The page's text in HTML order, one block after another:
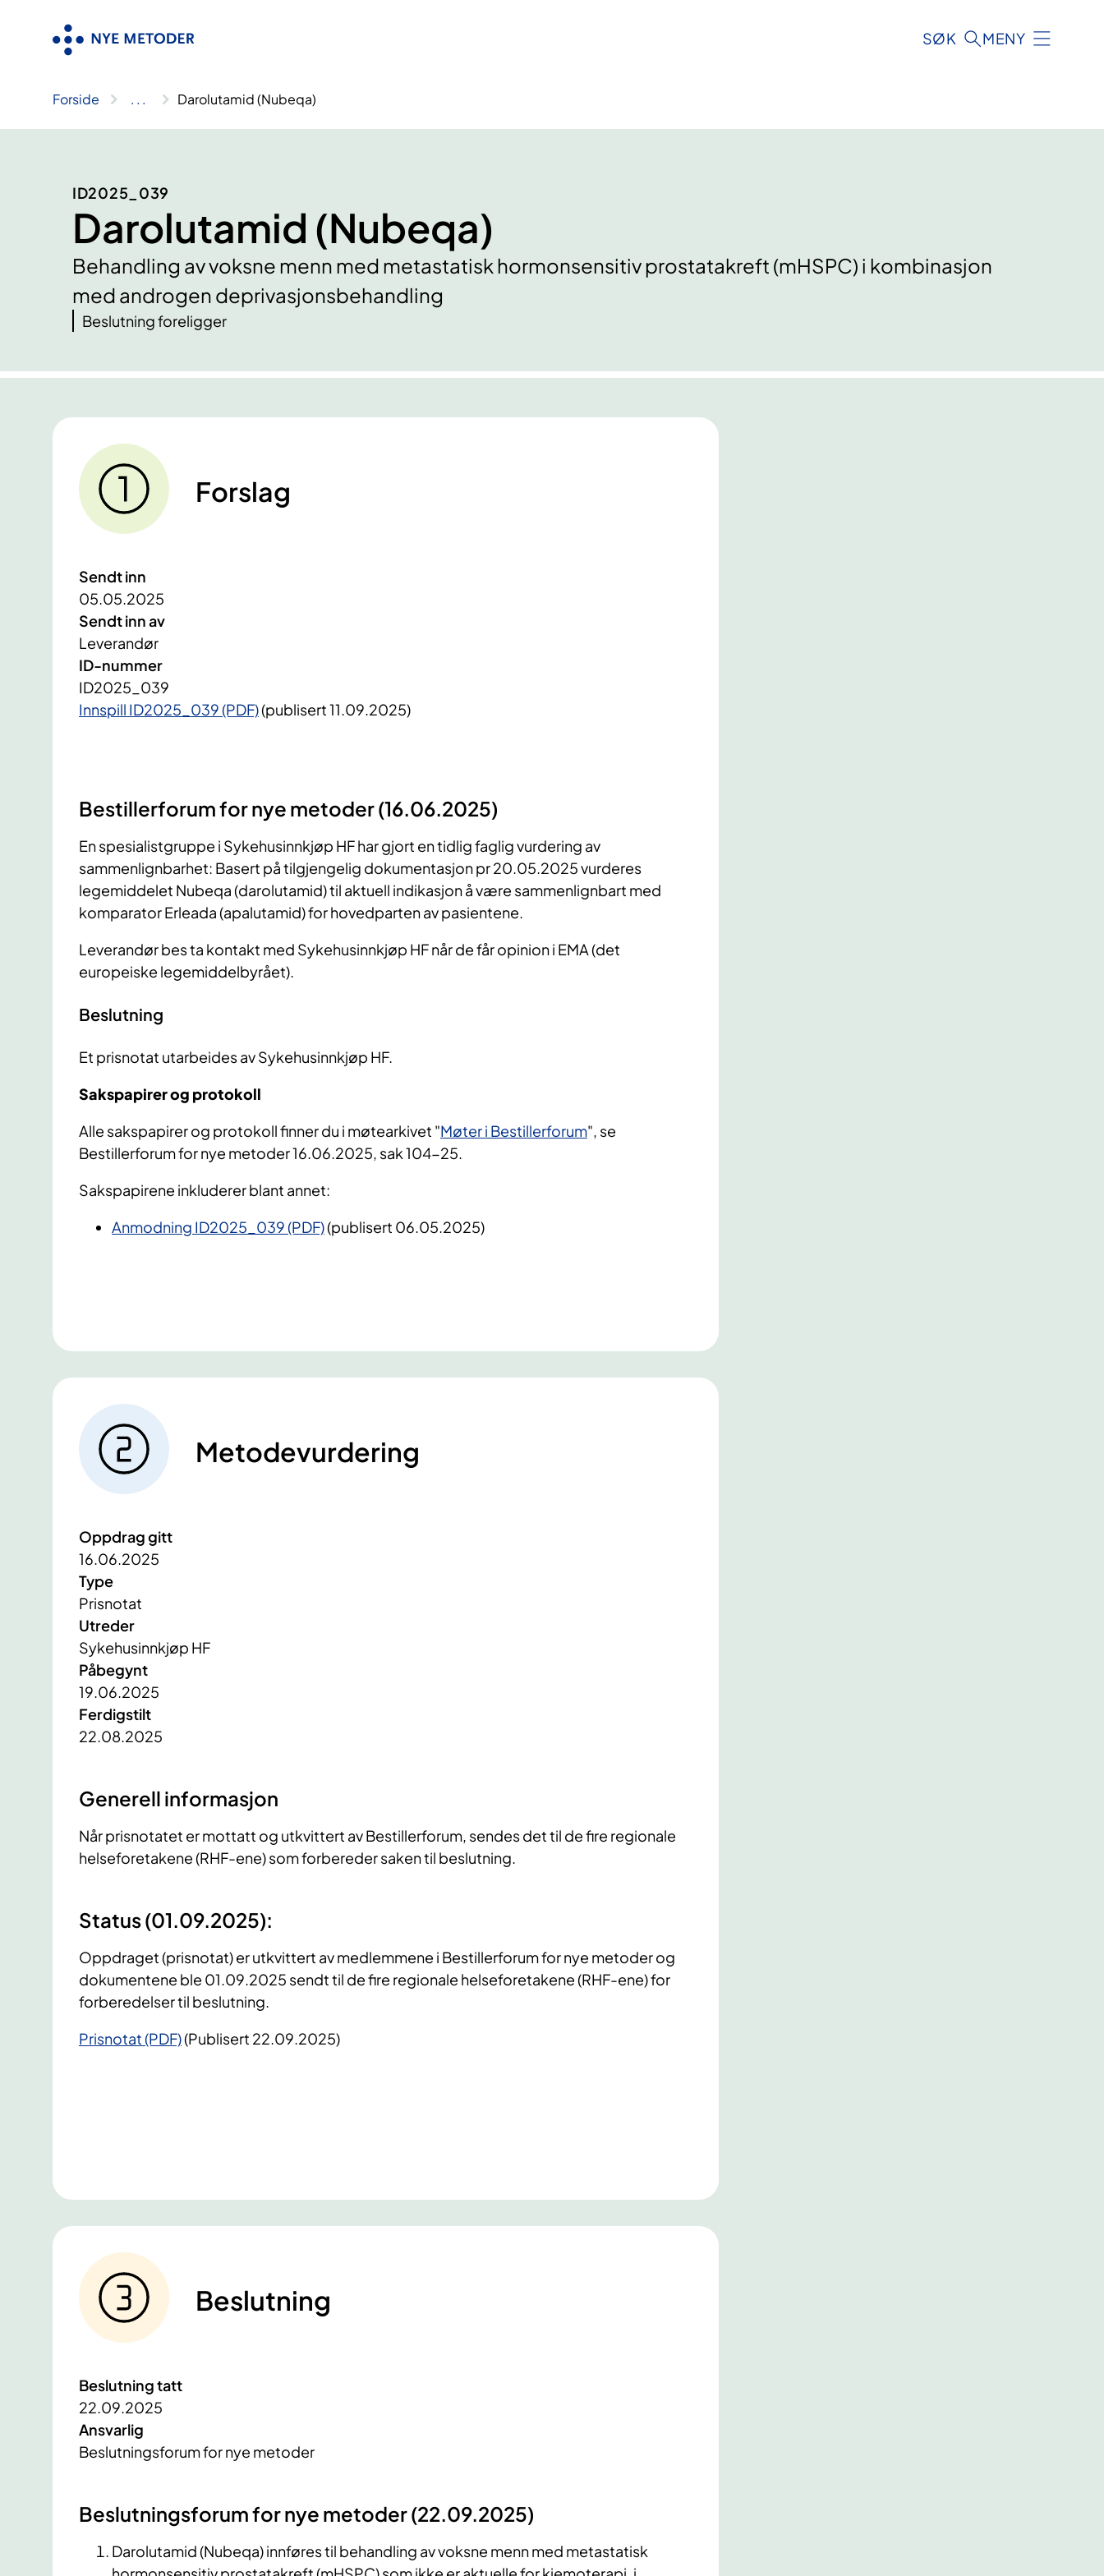
SØK MENY
Forside .. . Darolutamid (Nubeqa)
ID2025_039
Darolutamid (Nubeqa)
Behandling av voksne menn med metastatisk hormonsensitiv prostatakreft (mHSPC) i kombinasjon
med androgen deprivasjonsbehandling
Beslutning foreligger
Forslag
Sendt inn
05.05.2025
Sendt inn av
Leverandør
ID-nummer
ID2025_039
Innspill ID2025_039 (PDF)(publisert 11.09.2025)
Bestillerforum for nye metoder (16.06.2025)
En spesialistgruppe i Sykehusinnkjøp HF har gjort en tidlig faglig vurdering av
sammenlignbarhet: Basert på tilgjengelig dokumentasjon pr 20.05.2025 vurderes
legemiddelet Nubeqa (darolutamid) til aktuell indikasjon å være sammenlignbart med
komparator Erleada (apalutamid) for hovedparten av pasientene.
Leverandør bes ta kontakt med Sykehusinnkjøp HF når de får opinion i EMA (det
europeiske legemiddelbyrået).
Beslutning
Et prisnotat utarbeides av Sykehusinnkjøp HF.
Sakspapirer og protokoll
Alle sakspapirer og protokoll finner du i møtearkivet "Møter i Bestillerforum", se
Bestillerforum for nye metoder 16.06.2025, sak 104-25.
Sakspapirene inkluderer blant annet:
Anmodning ID2025_039 (PDF)(publisert 06.05.2025)
Metodevurdering
Oppdrag gitt
16.06.2025
Type
Prisnotat
Utreder
Sykehusinnkjøp HF
Påbegynt
19.06.2025
Ferdigstilt
22.08.2025
Generell informasjon
Når prisnotatet er mottatt og utkvittert av Bestillerforum, sendes det til de fire regionale
helseforetakene (RHF-ene) som forbereder saken til beslutning.
Status (01.09.2025):
Oppdraget (prisnotat) er utkvittert av medlemmene i Bestillerforum for nye metoder og
dokumentene ble 01.09.2025 sendt til de fire regionale helseforetakene (RHF-ene) for
forberedelser til beslutning.
Prisnotat (PDF)(Publisert 22.09.2025)
Beslutning
Beslutning tatt
22.09.2025
Ansvarlig
Beslutningsforum for nye metoder
Beslutningsforum for nye metoder (22.09.2025)
Darolutamid (Nubeqa) innføres til behandling av voksne menn med metastatisk